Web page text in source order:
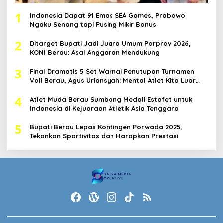
1
Indonesia Dapat 91 Emas SEA Games, Prabowo
Ngaku Senang tapi Pusing Mikir Bonus
2
Ditarget Bupati Jadi Juara Umum Porprov 2026,
KONI Berau: Asal Anggaran Mendukung
3
Final Dramatis 5 Set Warnai Penutupan Turnamen
Voli Berau, Agus Uriansyah: Mental Atlet Kita Luar
4
Atlet Muda Berau Sumbang Medali Estafet untuk
Indonesia di Kejuaraan Atletik Asia Tenggara
5
Bupati Berau Lepas Kontingen Porwada 2025,
Tekankan Sportivitas dan Harapkan Prestasi